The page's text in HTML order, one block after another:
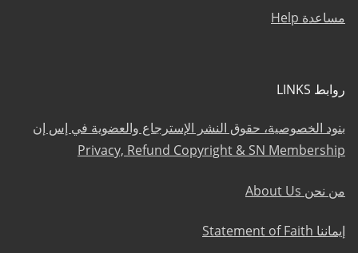
مساعدة Help
روابط LINKS
بنود الخصوصية، حقوق النشر الإسترجاع والعضوية في إس إن
Privacy, Refund Copyright & SN Membership
من نحن About Us
إيماننا Statement of Faith